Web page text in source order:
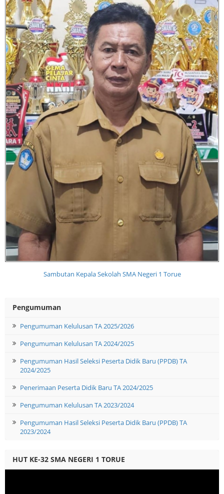
Sambutan Kepala Sekolah SMA Negeri 1 Torue
Pengumuman
Pengumuman Kelulusan TA 2025/2026
Pengumuman Kelulusan TA 2024/2025
Pengumuman Hasil Seleksi Peserta Didik Baru (PPDB) TA
2024/2025
Penerimaan Peserta Didik Baru TA 2024/2025
Pengumuman Kelulusan TA 2023/2024
Pengumuman Hasil Seleksi Peserta Didik Baru (PPDB) TA
2023/2024
HUT KE-32 SMA NEGERI 1 TORUE